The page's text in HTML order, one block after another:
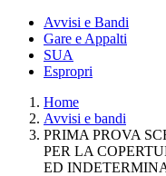
Avvisi e Bandi
Gare e Appalti
SUA
Espropri
Home
Avvisi e bandi
PRIMA PROVA
PER LA
ED